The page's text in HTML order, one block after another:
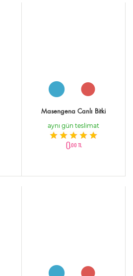
Masengena Canlı Bitki
aynı gün teslimat
0,00 TL